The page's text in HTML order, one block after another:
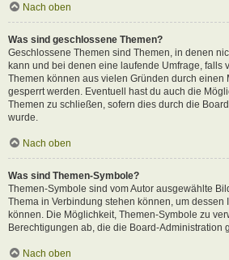
Nach oben
Was sind geschlossene Themen?
Geschlossene Themen sind Themen, in denen
kann und bei denen eine laufende Umfrage, falls
Themen können aus vielen Gründen durch einen
gesperrt werden. Eventuell hast du auch die
Themen zu schließen, sofern dies durch die
wurde.
Nach oben
Was sind Themen-Symbole?
Themen-Symbole sind vom Autor ausgewählte
Thema in Verbindung stehen können, um dessen
können. Die Möglichkeit, Themen-Symbole zu
Berechtigungen ab, die die Board-Administration
Nach oben